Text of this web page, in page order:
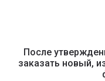
После
заказать новый,